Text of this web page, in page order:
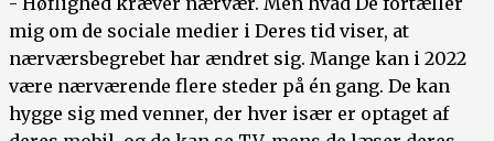
mig om de sociale medier i Deres tid viser, at
nærværsbegrebet har ændret sig. Mange kan i 2022
være nærværende flere steder på én gang. De kan
hygge sig med venner, der hver især er optaget af